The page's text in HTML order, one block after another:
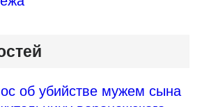
об убийстве мужем сына